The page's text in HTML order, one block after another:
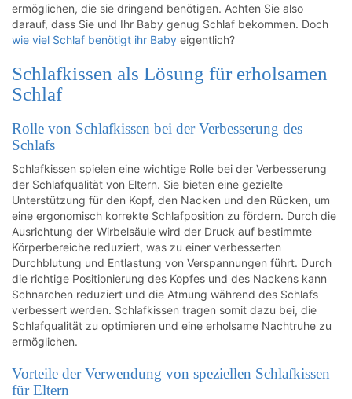
ermöglichen, die sie dringend benötigen. Achten Sie also
darauf, dass Sie und Ihr Baby genug Schlaf bekommen. Doch
wie viel Schlaf benötigt ihr Baby eigentlich?
Schlafkissen als Lösung für erholsamen
Schlaf
Rolle von Schlafkissen bei der Verbesserung des
Schlafs
Schlafkissen spielen eine wichtige Rolle bei der Verbesserung
der Schlafqualität von Eltern. Sie bieten eine gezielte
Unterstützung für den Kopf, den Nacken und den Rücken, um
eine ergonomisch korrekte Schlafposition zu fördern. Durch die
Ausrichtung der Wirbelsäule wird der Druck auf bestimmte
Körperbereiche reduziert, was zu einer verbesserten
Durchblutung und Entlastung von Verspannungen führt. Durch
die richtige Positionierung des Kopfes und des Nackens kann
Schnarchen reduziert und die Atmung während des Schlafs
verbessert werden. Schlafkissen tragen somit dazu bei, die
Schlafqualität zu optimieren und eine erholsame Nachtruhe zu
ermöglichen.
Vorteile der Verwendung von speziellen Schlafkissen
für Eltern